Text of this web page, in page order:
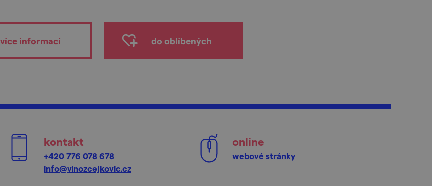
více informací do oblíbených
kontakt
+420 776 078 678
info@vinozcejkovic.cz
online
webové stránky